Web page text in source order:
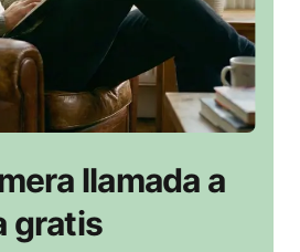
llamada a
gratis